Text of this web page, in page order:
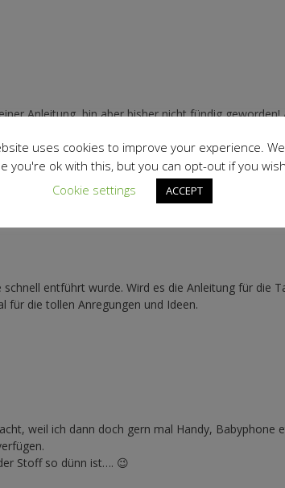
Anleitung, bin aber bisher nicht fündig geworden!
entführt wurde. Wird es die Anleitung für die
für die tollen Anregungen und Ideen.
weil ich dann doch gern mal Handy, Babyphone
Stoff so dünn ist…. 😉
uses cookies to improve your experience.
you're ok with this, but you can opt-out if you
Cookie settings
ACCEPT